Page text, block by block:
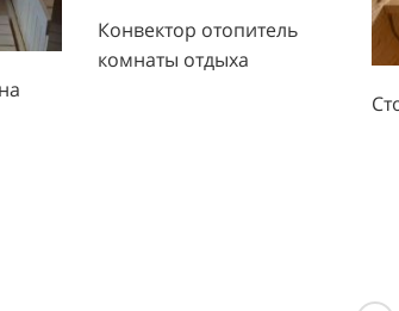
окраска Термостойким составом для
помещений Tikkurila Supi Sauna Protect
—деревянные одностворчатые, из
защитным составом Tikkurila Saunasuoja
Конвектор отопитель
комнаты отдыха